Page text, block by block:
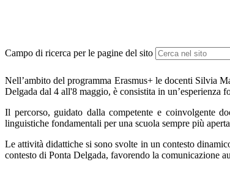
Campo di ricerca per le pagine del sito
Nell’ambito del programma Erasmus+ le docenti Silvia
Delgada dal 4 all'8 maggio, è consistita in un’esperienza
Il percorso, guidato dalla competente e coinvolgente
linguistiche fondamentali per una scuola sempre più
Le attività didattiche si sono svolte in un contesto
contesto di Ponta Delgada, favorendo la comunicazione